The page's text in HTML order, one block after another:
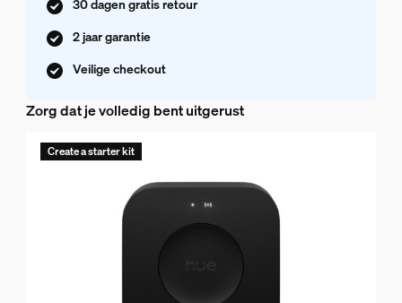
30 dagen gratis retour
2 jaar garantie
Veilige checkout
Zorg dat je volledig bent uitgerust
Create a starter kit